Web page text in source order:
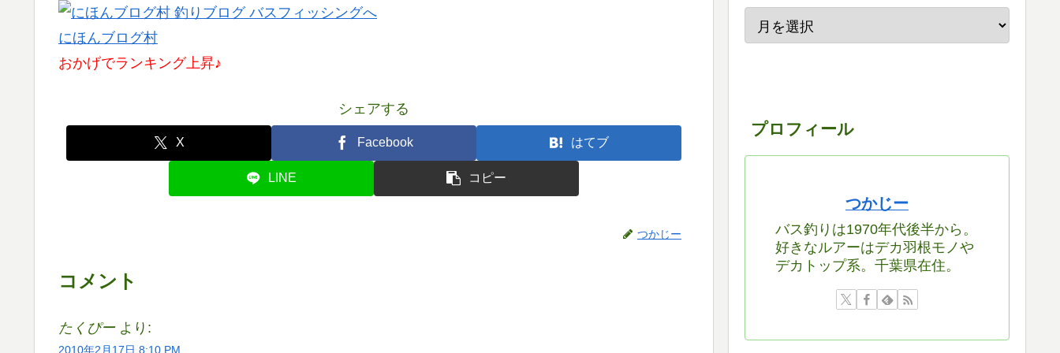
にほんブログ村
おかげでランキング上昇♪
シェアする
X Facebook はてブ
LINE コピー
つかじー
コメント
たくぴー より:
2010年2月17日 8:10 PM
プロフィール
つかじー
バス釣りは1970年代後半から。
好きなルアーはデカ羽根モノや
デカトップ系。千葉県在住。